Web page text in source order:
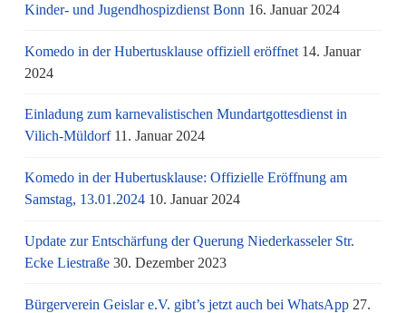
Kinder- und Jugendhospizdienst Bonn 16. Januar 2024
Komedo in der Hubertusklause offiziell eröffnet 14. Januar
2024
Einladung zum karnevalistischen Mundartgottesdienst in
Vilich-Müldorf 11. Januar 2024
Komedo in der Hubertusklause: Offizielle Eröffnung am
Samstag, 13.01.2024 10. Januar 2024
Update zur Entschärfung der Querung Niederkasseler Str.
Ecke Liestraße 30. Dezember 2023
Bürgerverein Geislar e.V. gibt’s jetzt auch bei WhatsApp 27.